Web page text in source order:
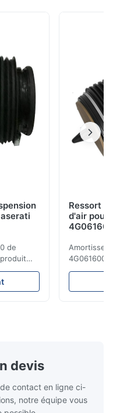
W164 W221
de
et
No. de
Ressort
d'air pour
d'Audi A6
réparation
devis
contact en ligne ci-
notre équipe vous